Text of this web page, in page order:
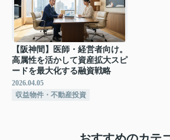
【阪神間】医師・経営者向け。
高属性を活かして資産拡大スピ
ードを最大化する融資戦略
2026.04.05
収益物件・不動産投資